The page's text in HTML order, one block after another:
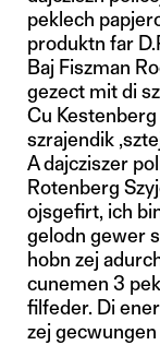
peklech
produktn far
Baj Fiszman
gezect mit di
Cu
szrajendik
A dajcziszer
Rotenberg
ojsgefirt, ich
gelodn gewer
hobn zej
cunemen 3
filfeder. Di
zej